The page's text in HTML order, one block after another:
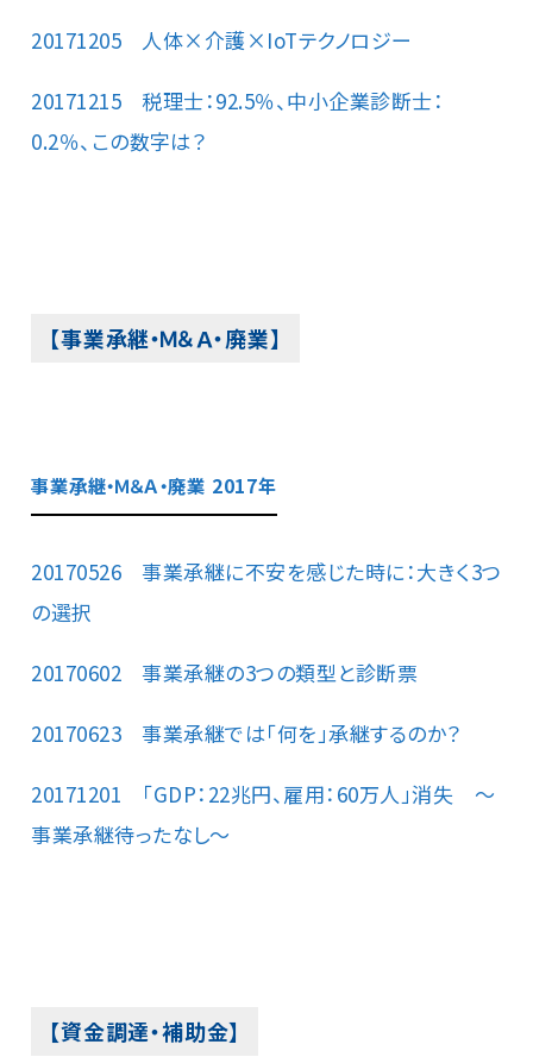
20171205 人体×介護×IoTテクノロジー
20171215 税理士：92.5％、中小企業診断士：
0.2％、この数字は？
【事業承継・Ｍ＆Ａ・廃業】
事業承継・Ｍ＆Ａ・廃業 2017年
20170526 事業承継に不安を感じた時に：大きく3つ
の選択
20170602 事業承継の3つの類型と診断票
20170623 事業承継では「何を」承継するのか？
20171201 「GDP：22兆円、雇用：60万人」消失 ～
事業承継待ったなし～
【資金調達・補助金】